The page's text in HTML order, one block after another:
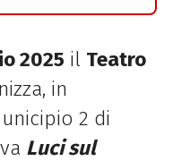
2025 il Teatro
in
2 di
Luci sul